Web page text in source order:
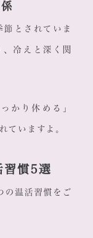
とされていま
冷えと深く関
かり休める」
ていますよ。
習慣5選
の温活習慣をご